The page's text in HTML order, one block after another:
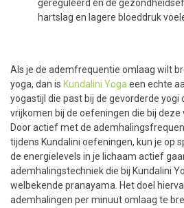
gereguleerd en de
hartslag en lagere bloeddruk
Als je de ademfrequentie omlaag wilt
yoga, dan is Kundalini Yoga een echte
yogastijl die past bij de gevorderde yogi
vrijkomen bij de oefeningen die bij deze
Door actief met de
tijdens Kundalini oefeningen, kun je op
de energielevels in je lichaam actief
ademhalingstechniek die bij Kundalini
welbekende pranayama. Het doel
ademhalingen per minuut omlaag te